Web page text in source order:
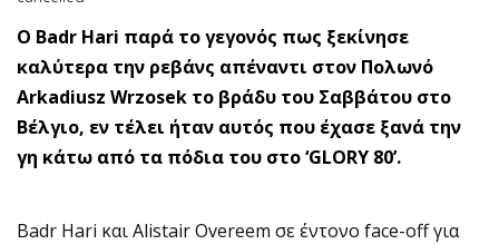
O Badr Hari παρά το γεγονός πως ξεκίνησε
καλύτερα την ρεβάνς απέναντι στον Πολωνό
Arkadiusz Wrzosek το βράδυ του Σαββάτου στο
Βέλγιο, εν τέλει ήταν αυτός που έχασε ξανά την
γη κάτω από τα πόδια του στο ‘GLORY 80’.
Badr Hari και Alistair Overeem σε έντονο face-off για